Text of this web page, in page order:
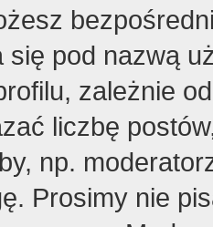
się pod nazwą
zależnie
liczbę
np.
Prosimy nie